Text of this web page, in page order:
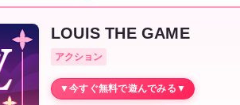
LOUIS THE GAME
アクション